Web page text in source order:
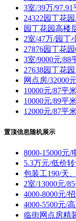
3室/39万/
24322园丁花
园丁花园高楼
2室/47万/园丁
27876园丁花
3室/9000元/88
27638园丁花
网点房/32000
10000元/87平
10000元/89平
12000元/87平
置顶信息随机展示
8000-15000元
5.3万元/低价
包装工190/天
2室/13000元/
4000-8000元/
4000-5500元/
临街网点房精